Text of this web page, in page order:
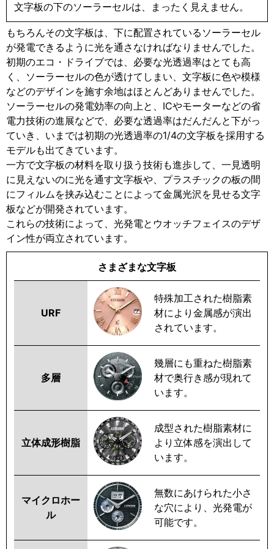
文字板の下のソーラーセルは、まったく見えません。
もちろんその文字板は、下に配置されているソーラーセル
が発電できるように光を通さなければなりませんでした。
初期のエコ・ドライブでは、必要な光透過率はとても高
く、ソーラーセルの色が透けてしまい、文字板に色や模様
などのデザインを施す余地はほとんどありませんでした。
ソーラーセルの発電効率の向上と、ICやモーターなどの省
電力技術の進展などで、必要な透過率はだんだんと下がっ
ていき、いまでは初期の光透過率の1/4の文字板を採用する
モデルも出てきています。
一方で文字板の材料を取り扱う技術も進歩して、一見透明
に見えないのに光を通す文字板や、プラスチックの板の間
にフィルムを挟み込むことによって金属光沢を見せる文字
板などが開発されています。
これらの技術によって、光発電とウオッチフェイスのデザ
イン性が両立されています。
さまざまな文字板
URF
特殊加工された樹脂素
材により金属感が演出
されています。
多層
幾層にも重ねた樹脂素
材で奥行き感が現れて
います。
立体成形樹脂
成型された樹脂素材に
より立体感を演出して
います。
マイクロホー
ル
無数にあけられた小さ
な穴により、光発電が
可能です。